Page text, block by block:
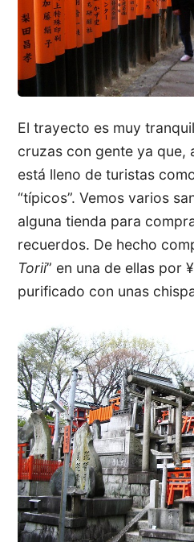
El trayecto es muy
cruzas con gente ya que,
está lleno de turistas
“típicos”. Vemos varios
alguna tienda para
recuerdos. De hecho
Torii” en una de ellas por
purificado con unas